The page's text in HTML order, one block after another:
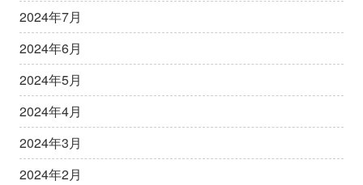
2024年7月
2024年6月
2024年5月
2024年4月
2024年3月
2024年2月